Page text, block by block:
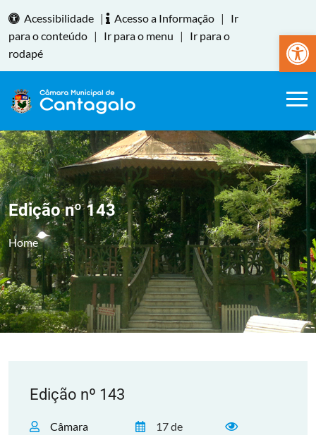
Abrir
Acessibilidade | Acesso a Informação |
Ir
para o conteúdo | Ir para o menu |
Ir para o
rodapé
Edição nº 143
Home
Edição nº 143
Câmara
17 de